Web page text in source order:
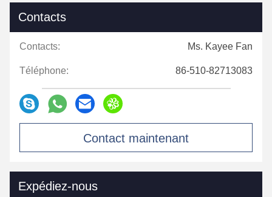
Contacts
Contacts: Ms. Kayee Fan
Téléphone: 86-510-82713083
Contact maintenant
Expédiez-nous